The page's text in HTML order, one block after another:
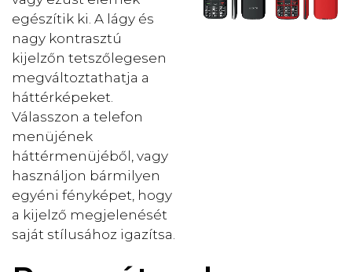
egészítik ki. A lágy és
nagy kontrasztú
kijelzőn tetszőlegesen
megváltoztathatja a
háttérképeket.
Válasszon a telefon
menüjének
háttérmenüjéből, vagy
használjon bármilyen
egyéni fényképet, hogy
a kijelző megjelenését
saját stílusához igazítsa.